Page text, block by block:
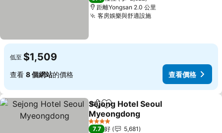
距離Yongsan 2.0 公里
客房娛樂與舒適設施查看價格
低至 $1,509
查看 8 個網站的價格 查看價格
分享 放到收藏夾
Sejong Hotel Seoul
Myeongdong
查看價格
4 星級
7.7 好
5,681